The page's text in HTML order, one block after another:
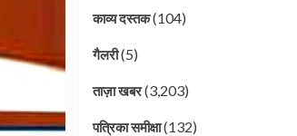
काव्य दस्तक(104)
गैलरी(5)
ताज़ा खबर(3,203)
पत्रिका समीक्षा(132)